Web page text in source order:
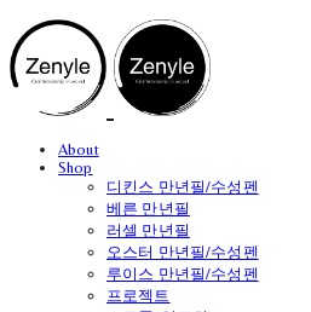
About
Shop
디킨스 만년필/수성펜
베른 만년필
러셀 만년필
오스터 만년필/수성펜
루이스 만년필/수성펜
프로젝트